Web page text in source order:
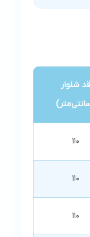
قد شلوار
110
110
110